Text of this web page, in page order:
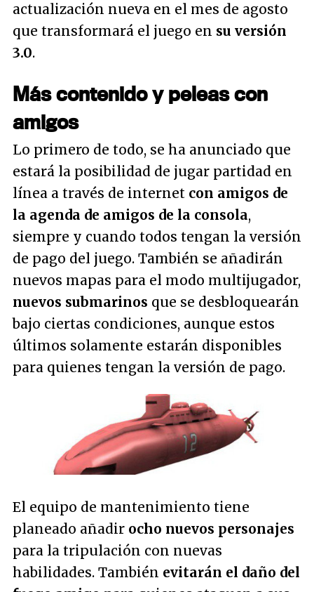
actualización nueva en el mes de agosto
que transformará el juego en su versión
3.0.
Más contenido y peleas con
amigos
Lo primero de todo, se ha anunciado que
estará la posibilidad de jugar partidad en
línea a través de internet con amigos de
la agenda de amigos de la consola,
siempre y cuando todos tengan la versión
de pago del juego. También se añadirán
nuevos mapas para el modo multijugador,
nuevos submarinos que se desbloquearán
bajo ciertas condiciones, aunque estos
últimos solamente estarán disponibles
para quienes tengan la versión de pago.
El equipo de mantenimiento tiene
planeado añadir ocho nuevos personajes
para la tripulación con nuevas
habilidades. También evitarán el daño del